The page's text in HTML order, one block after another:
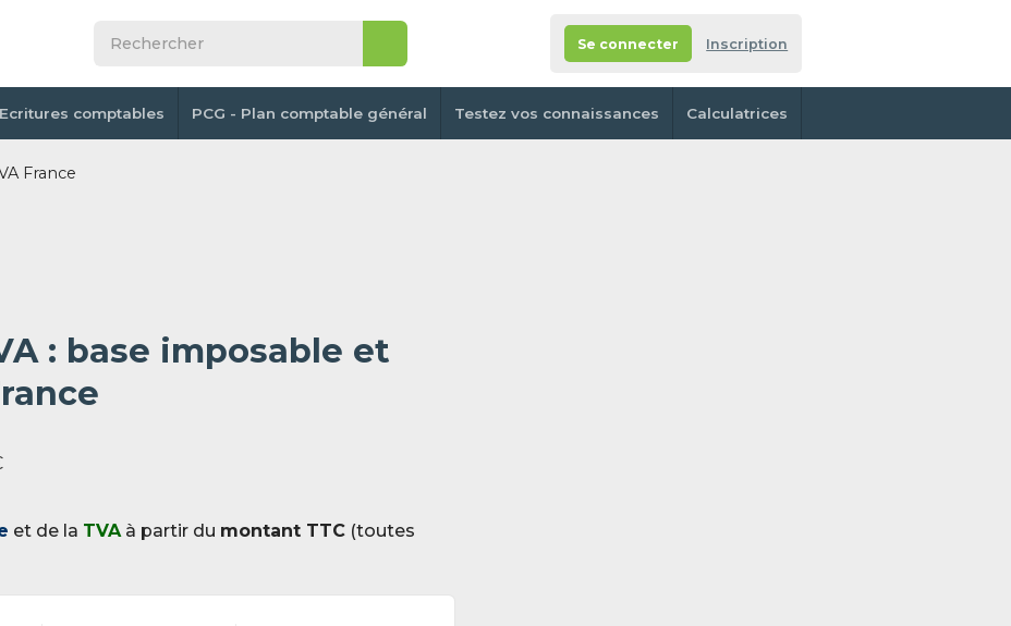
Se connecter Inscription
Ecritures comptables PCG - Plan comptable général Testez vos connaissances Calculatrices
France
: base imposable et
et de la TVA à partir du montant TTC (toutes